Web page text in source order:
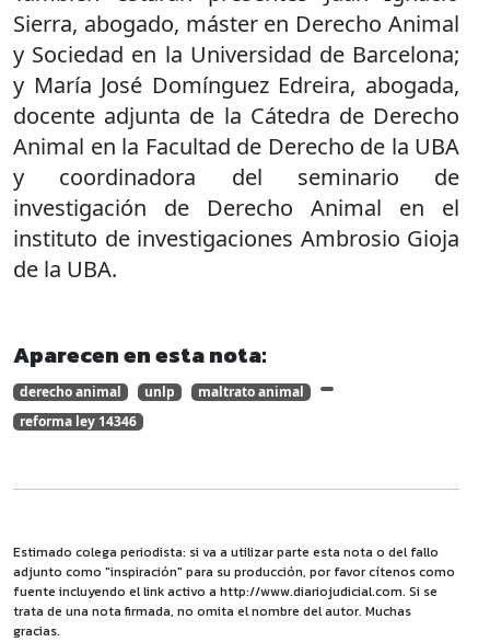
Sierra, abogado, máster en Derecho Animal
y Sociedad en la Universidad de Barcelona;
y María José Domínguez Edreira, abogada,
docente adjunta de la Cátedra de Derecho
Animal en la Facultad de Derecho de la UBA
y coordinadora del seminario de
investigación de Derecho Animal en el
instituto de investigaciones Ambrosio Gioja
de la UBA.
Aparecen en esta nota:
derecho animal unlp
maltrato animal
reforma ley 14346
Estimado colega periodista: si va a utilizar parte esta nota o del fallo
adjunto como "inspiración" para su producción, por favor cítenos como
fuente incluyendo el link activo a http://www.diariojudicial.com. Si se
trata de una nota firmada, no omita el nombre del autor. Muchas
gracias.